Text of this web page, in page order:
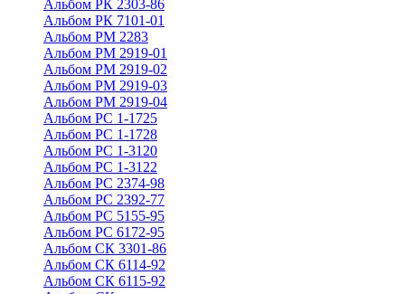
Альбом РК 2303-86
Альбом РК 7101-01
Альбом РМ 2283
Альбом РМ 2919-01
Альбом РМ 2919-02
Альбом РМ 2919-03
Альбом РМ 2919-04
Альбом РС 1-1725
Альбом РС 1-1728
Альбом РС 1-3120
Альбом РС 1-3122
Альбом РС 2374-98
Альбом РС 2392-77
Альбом РС 5155-95
Альбом РС 6172-95
Альбом СК 3301-86
Альбом СК 6114-92
Альбом СК 6115-92